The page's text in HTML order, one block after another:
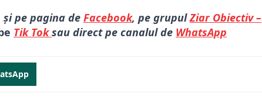
pe pagina de Facebook, pe grupulZiar Obiectiv –
Tik Toksau direct pe canalul de WhatsApp